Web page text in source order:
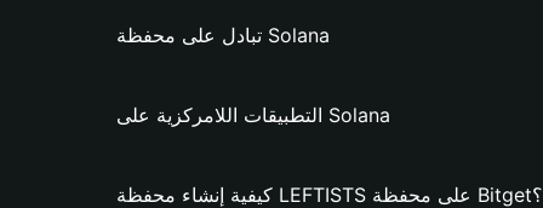
تبادل على محفظة Solana
التطبيقات اللامركزية على Solana
كيفية إنشاء محفظة LEFTISTS على محفظة Bitget؟